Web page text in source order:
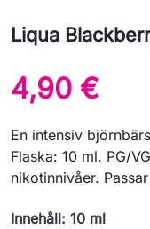
Liqua
4,90 €
En intensiv
Flaska: 10 ml. PG/
nikotinnivåer.
Innehåll: 10 ml